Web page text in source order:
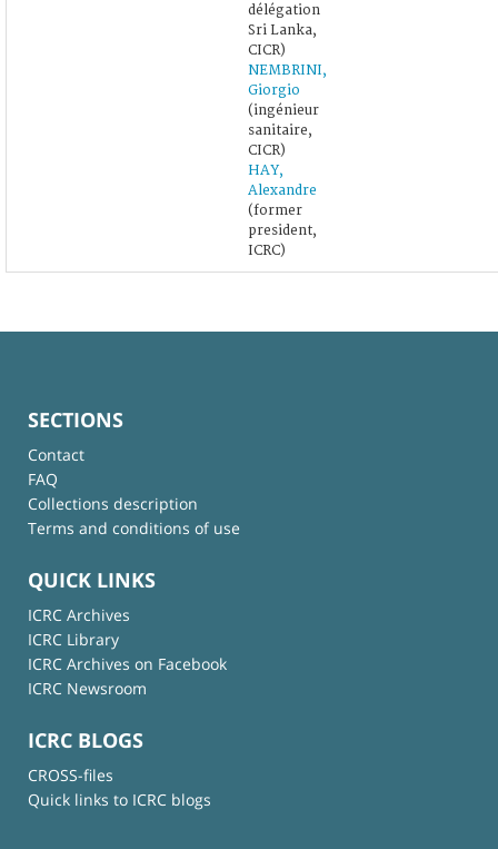
délégation
Sri Lanka,
CICR)
NEMBRINI,
Giorgio
(ingénieur
sanitaire,
CICR)
HAY,
Alexandre
(former
president,
ICRC)
SECTIONS
Contact
FAQ
Collections description
Terms and conditions of use
QUICK LINKS
ICRC Archives
ICRC Library
ICRC Archives on Facebook
ICRC Newsroom
ICRC BLOGS
CROSS-files
Quick links to ICRC blogs